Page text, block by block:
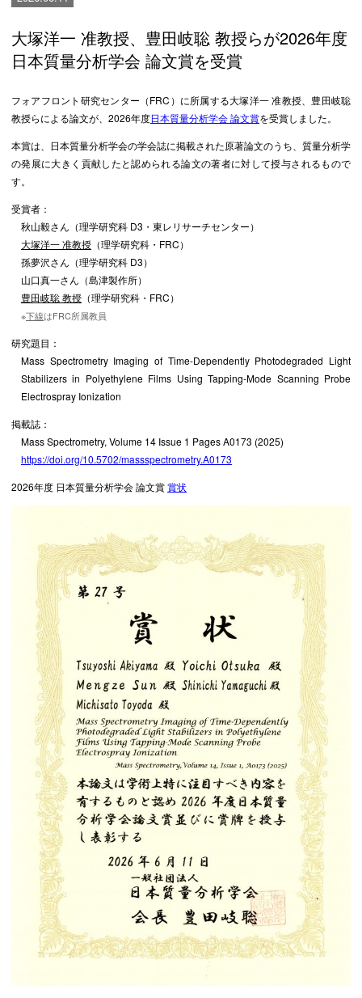
大塚洋一 准教授、豊田岐聡 教授らが2026年度
日本質量分析学会 論文賞を受賞
フォアフロント研究センター（FRC）に所属する大塚洋一 准教授、豊田岐聡
教授らによる論文が、2026年度日本質量分析学会 論文賞を受賞しました。
本賞は、日本質量分析学会の学会誌に掲載された原著論文のうち、質量分析学
の発展に大きく貢献したと認められる論文の著者に対して授与されるもので
す。
受賞者：
秋山毅さん（理学研究科 D3・東レリサーチセンター）
大塚洋一 准教授 （理学研究科・FRC）
孫夢沢さん（理学研究科 D3）
山口真一さん（島津製作所）
豊田岐聡 教授 （理学研究科・FRC）
※下線はFRC所属教員
研究題目：
Mass Spectrometry Imaging of Time-Dependently Photodegraded Light
Stabilizers in Polyethylene Films Using Tapping-Mode Scanning Probe
Electrospray Ionization
掲載誌：
Mass Spectrometry, Volume 14 Issue 1 Pages A0173 (2025)
https://doi.org/10.5702/massspectrometry.A0173
2026年度 日本質量分析学会 論文賞賞状